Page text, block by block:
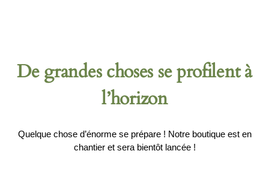
De grandes choses se profilent à
l’horizon
Quelque chose d’énorme se prépare ! Notre boutique est en
chantier et sera bientôt lancée !